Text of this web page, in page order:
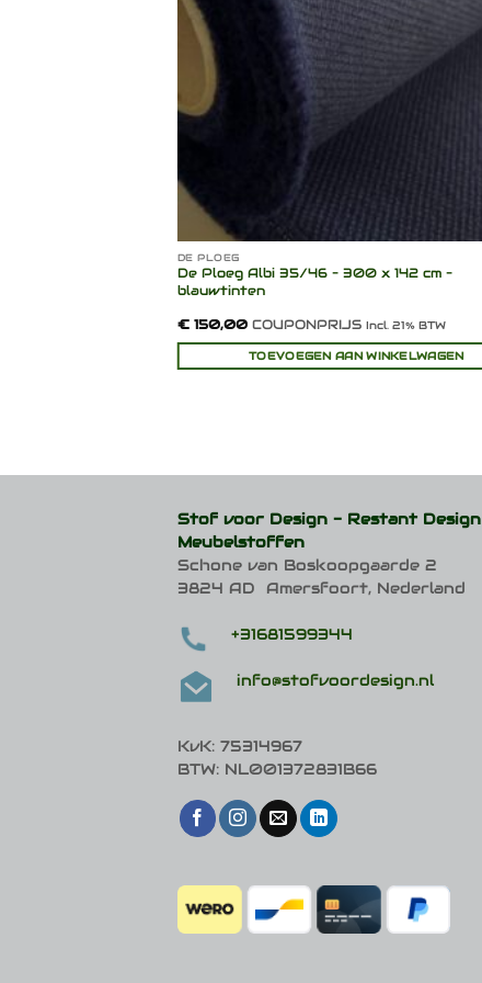
DE PLOEG
De Ploeg Albi 35/46 – 300 x 142 cm –
blauwtinten
€150,00COUPONPRIJS Incl. 21% BTW
TOEVOEGEN AAN WINKELWAGEN
Stof voor Design - Restant Design
Meubelstoffen
Schone van Boskoopgaarde 2
3824 AD Amersfoort, Nederland
+31681599344
info@stofvoordesign.nl
KvK: 75314967
BTW: NL001372831B66